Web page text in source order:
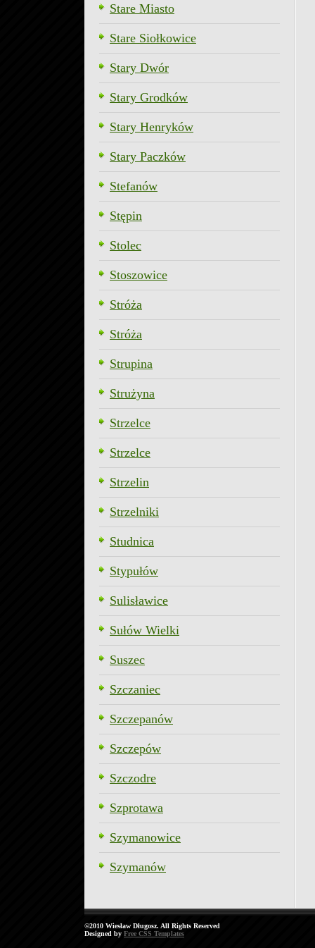
Stare Miasto
Stare Siołkowice
Stary Dwór
Stary Grodków
Stary Henryków
Stary Paczków
Stefanów
Stępin
Stolec
Stoszowice
Stróża
Stróża
Strupina
Strużyna
Strzelce
Strzelce
Strzelin
Strzelniki
Studnica
Stypułów
Sulisławice
Sułów Wielki
Suszec
Szczaniec
Szczepanów
Szczepów
Szczodre
Szprotawa
Szymanowice
Szymanów
©2010 Wiesław Długosz. All Rights Reserved
Designed by Free CSS Templates